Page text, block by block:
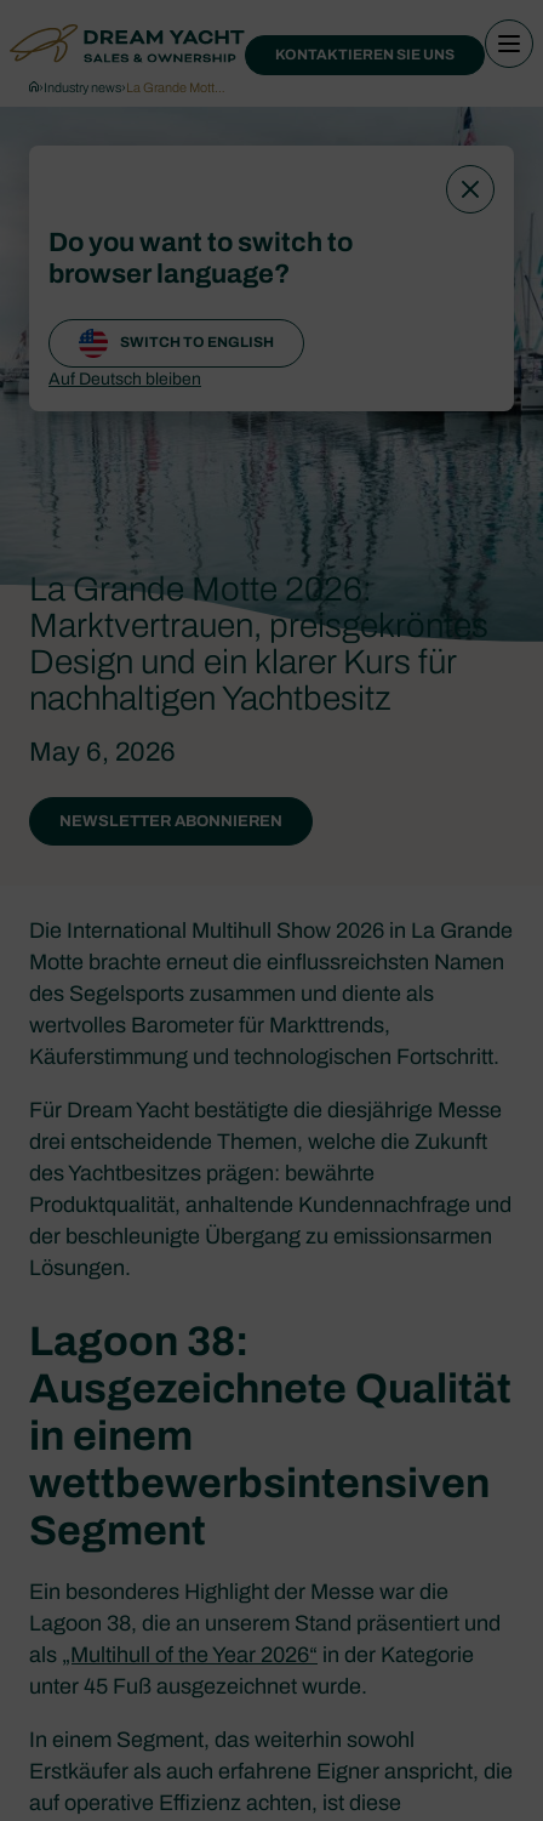
KONTAKTIEREN SIE UNS
›Industry news›La Grande Mott…
La Grande Motte 2026:
Marktvertrauen, preisgekröntes
Design und ein klarer Kurs für
nachhaltigen Yachtbesitz
May 6, 2026
NEWSLETTER ABONNIEREN
Die International Multihull Show 2026 in La Grande
Motte brachte erneut die einflussreichsten Namen
des Segelsports zusammen und diente als
wertvolles Barometer für Markttrends,
Käuferstimmung und technologischen Fortschritt.
Für Dream Yacht bestätigte die diesjährige Messe
drei entscheidende Themen, welche die Zukunft
des Yachtbesitzes prägen: bewährte
Produktqualität, anhaltende Kundennachfrage und
der beschleunigte Übergang zu emissionsarmen
Lösungen.
Lagoon 38:
Ausgezeichnete Qualität
in einem
wettbewerbsintensiven
Segment
Ein besonderes Highlight der Messe war die
Lagoon 38, die an unserem Stand präsentiert und
als „Multihull of the Year 2026“ in der Kategorie
unter 45 Fuß ausgezeichnet wurde.
In einem Segment, das weiterhin sowohl
Erstkäufer als auch erfahrene Eigner anspricht, die
auf operative Effizienz achten, ist diese
Do you want to switch to
browser language?
SWITCH TO ENGLISH
Auf Deutsch bleiben